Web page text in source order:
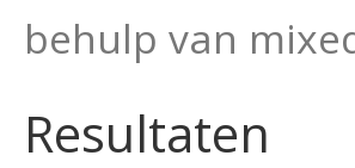
behulp van
Resultaten